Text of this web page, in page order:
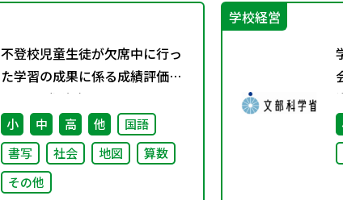
不登校児童生徒が欠席中に行っ
た学習の成果に係る成績評価に
ついて（通知）
小 中 高 他
国語
書写
社会 地図
算数
その他
学校経営